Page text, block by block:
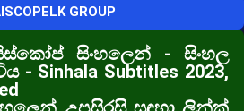
GROUP
සිංහලෙන් - සිංහල
- Sinhala Subtitles 2023,